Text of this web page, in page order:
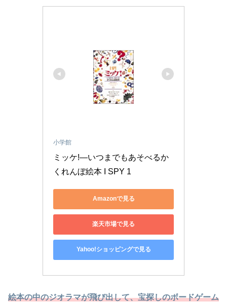
小学館
ミッケ!―いつまでもあそべるか
くれんぼ絵本 I SPY 1
Amazonで見る
楽天市場で見る
Yahoo!ショッピングで見る
絵本の中のジオラマが飛び出して、宝探しのボードゲーム